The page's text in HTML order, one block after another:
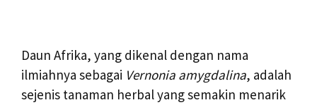
Daun Afrika, yang dikenal dengan nama
ilmiahnya sebagai Vernonia amygdalina, adalah
sejenis tanaman herbal yang semakin menarik